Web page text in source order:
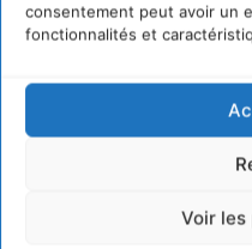
consentement peut avoir un
fonctionnalités et
Voir
LAISSER UN COMMENTAIRE
CONNECTER POUR